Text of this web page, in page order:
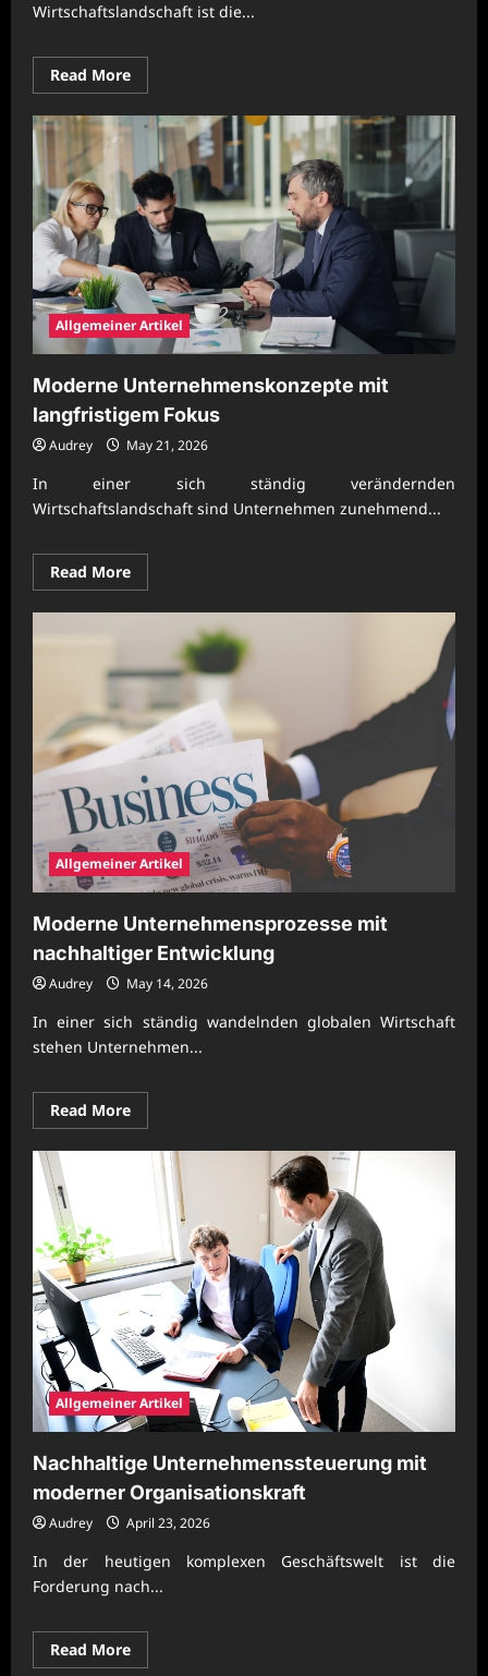
Wirtschaftslandschaft ist die...
Read MoreRead
more
Erfolgreiche
Unternehmenspraxis
wirtschaftlicher
Anpassungsstärke
Allgemeiner Artikel
Moderne Unternehmenskonzepte mit
langfristigem Fokus
Audrey May 21, 2026
In einer sich ständig verändernden
Wirtschaftslandschaft sind Unternehmen zunehmend...
Read MoreRead
more
Moderne
Unternehmenskonzepte
langfristigem
Fokus
Allgemeiner Artikel
Moderne Unternehmensprozesse mit
nachhaltiger Entwicklung
Audrey May 14, 2026
In einer sich ständig wandelnden globalen Wirtschaft
stehen Unternehmen...
Read MoreRead
more
Moderne
Unternehmensprozesse
nachhaltiger
Entwicklung
Allgemeiner Artikel
Nachhaltige Unternehmenssteuerung mit
moderner Organisationskraft
Audrey April 23, 2026
In der heutigen komplexen Geschäftswelt ist die
Forderung nach...
Read MoreRead
more